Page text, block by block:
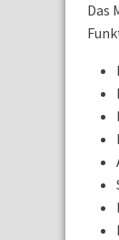
Das